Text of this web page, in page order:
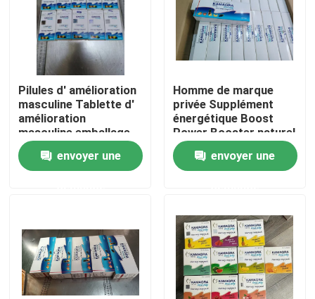
Au sujet de nous
Visite d'usine
Contrôle de qualité
Contactez-nous
Suppléments de fines herbes d'hommes
Supplément de fines herbes de Maca
Pilules d' amélioration
masculine Tablette d'
amélioration
masculine emballage
envoyer une
Homme de marque
privée Supplément
énergétique Boost
Power Booster naturel
Forte racine de maca
pilules Maca capsules
envoyer une